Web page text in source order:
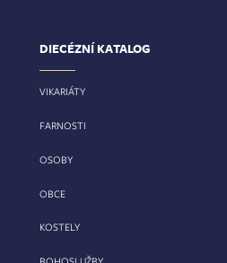
DIECÉZNÍ KATALOG
VIKARIÁTY
FARNOSTI
OSOBY
OBCE
KOSTELY